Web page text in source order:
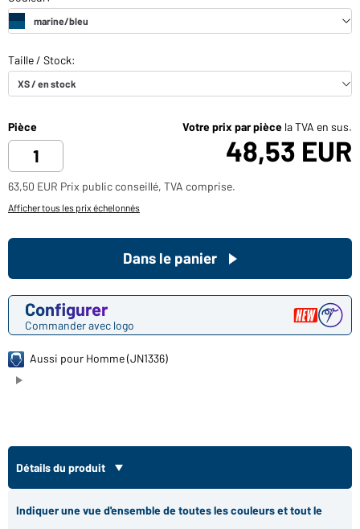
Pièce Votre prix par pièce la TVA en sus.
48,53 EUR
63,50 EUR Prix public conseillé, TVA comprise.
Afficher tous les prix échelonnés
Configurer
Commander avec logo
Dans le panier
Aussi pour Homme (JN1336)
Détails du produit
Indiquer une vue d'ensemble de toutes les couleurs et tout le